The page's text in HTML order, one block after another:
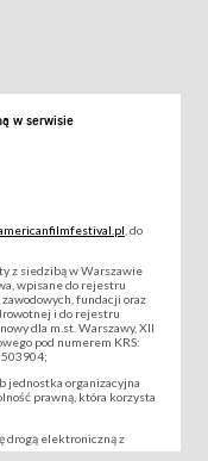
w serwisie
, do
z siedzibą w Warszawie
wpisane do rejestru
fundacji oraz
i do rejestru
dla m.st. Warszawy, XII
pod numerem KRS:
jednostka organizacyjna
prawną, która korzysta
drogą elektroniczną z